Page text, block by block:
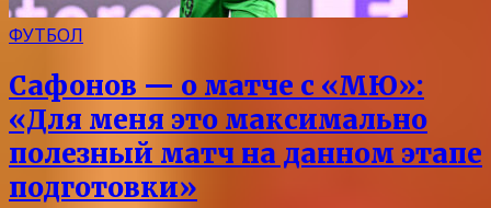
ФУТБОЛ
Сафонов — о матче с «МЮ»:
«Для меня это максимально
полезный матч на данном этапе
подготовки»